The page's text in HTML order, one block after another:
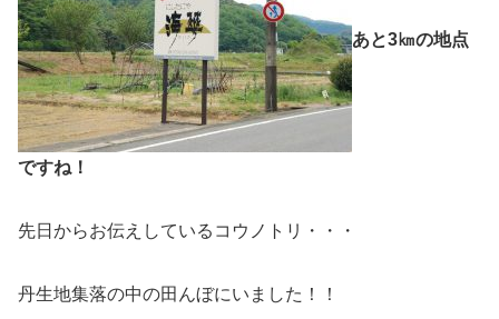
あと3㎞の地点
ですね！
先日からお伝えしているコウノトリ・・・
丹生地集落の中の田んぼにいました！！